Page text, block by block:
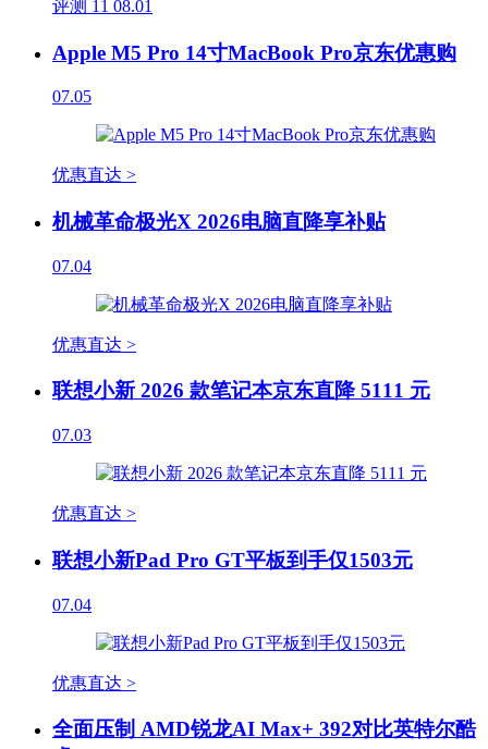
评测 11 08.01
Apple M5 Pro 14寸MacBook Pro京东优惠购
07.05
优惠直达 >
机械革命极光X 2026电脑直降享补贴
07.04
优惠直达 >
联想小新 2026 款笔记本京东直降 5111 元
07.03
优惠直达 >
联想小新Pad Pro GT平板到手仅1503元
07.04
优惠直达 >
全面压制 AMD锐龙AI Max+ 392对比英特尔酷